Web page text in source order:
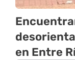
en Entre